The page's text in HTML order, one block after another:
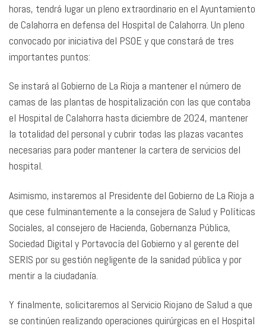
horas, tendrá lugar un pleno extraordinario en el Ayuntamiento
de Calahorra en defensa del Hospital de Calahorra. Un pleno
convocado por iniciativa del PSOE y que constará de tres
importantes puntos:
Se instará al Gobierno de La Rioja a mantener el número de
camas de las plantas de hospitalización con las que contaba
el Hospital de Calahorra hasta diciembre de 2024, mantener
la totalidad del personal y cubrir todas las plazas vacantes
necesarias para poder mantener la cartera de servicios del
hospital.
Asimismo, instaremos al Presidente del Gobierno de La Rioja a
que cese fulminantemente a la consejera de Salud y Políticas
Sociales, al consejero de Hacienda, Gobernanza Pública,
Sociedad Digital y Portavocía del Gobierno y al gerente del
SERIS por su gestión negligente de la sanidad pública y por
mentir a la ciudadanía.
Y finalmente, solicitaremos al Servicio Riojano de Salud a que
se continúen realizando operaciones quirúrgicas en el Hospital